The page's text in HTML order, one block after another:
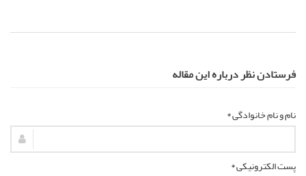
فرستادن نظر درباره این مقاله
نام و نام خانوادگی *
پست الکترونیکی *